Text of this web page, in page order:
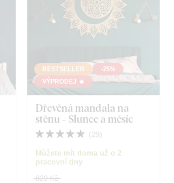
BESTSELLER
-25%
VÝPRODEJ 🔥
Dřevěná mandala na
stěnu - Slunce a měsíc
( 29 )
Můžete mít doma už o 2
pracovní dny
829 Kč